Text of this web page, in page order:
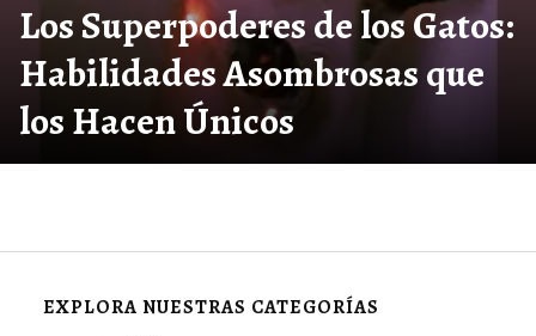
Los Superpoderes de los Gatos:
Habilidades Asombrosas que
los Hacen Únicos
EXPLORA NUESTRAS CATEGORÍAS